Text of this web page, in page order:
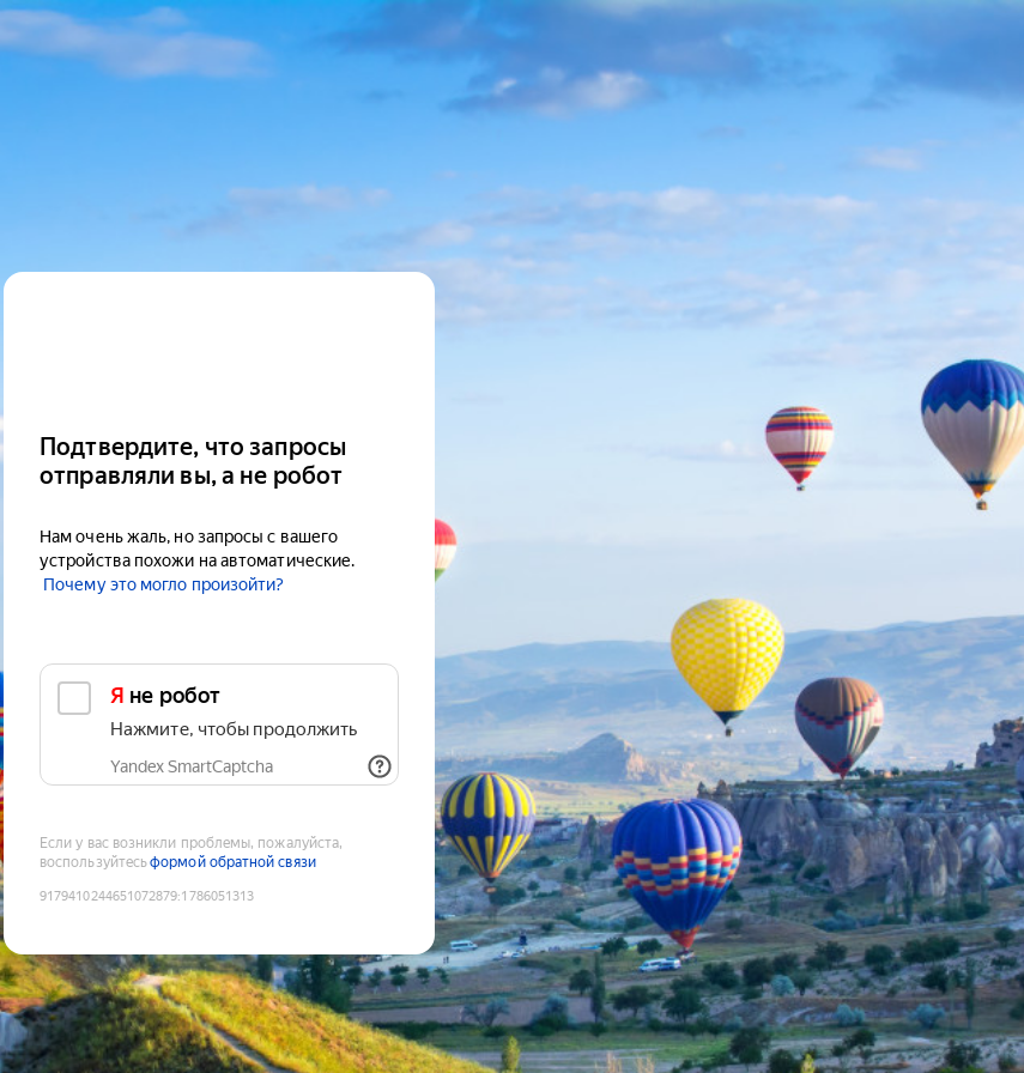
Подтвердите, что запросы
отправляли вы, а не робот
Нам очень жаль, но запросы с вашего
устройства похожи на автоматические.
Почему это могло произойти?
Я не робот
Нажмите, чтобы продолжить
Yandex SmartCaptcha
Если у вас возникли проблемы, пожалуйста,
воспользуйтесьформой обратной связи
9179410244651072879:1786051313